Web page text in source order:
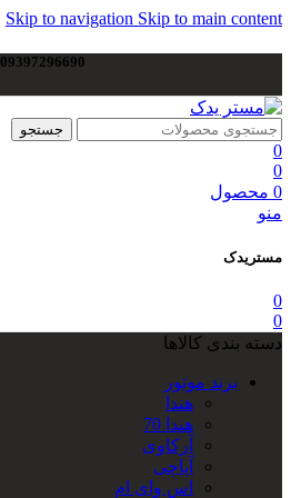
Skip to navigation Skip to main content
09397296690
جستجو
0
0
0 محصول
منو
مستریدک
0
0
دسته بندی کالاها
برند موتور
هندا
هندا 70
آرکاوی
آپاچی
اس وای ام